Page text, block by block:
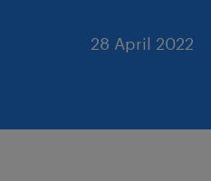
28 April 2022